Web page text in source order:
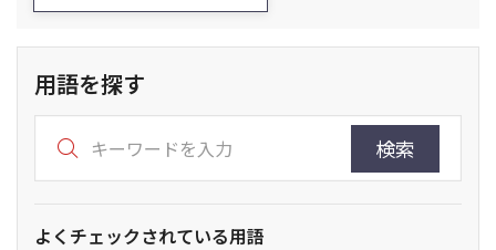
用語を探す
検索
よくチェックされている用語